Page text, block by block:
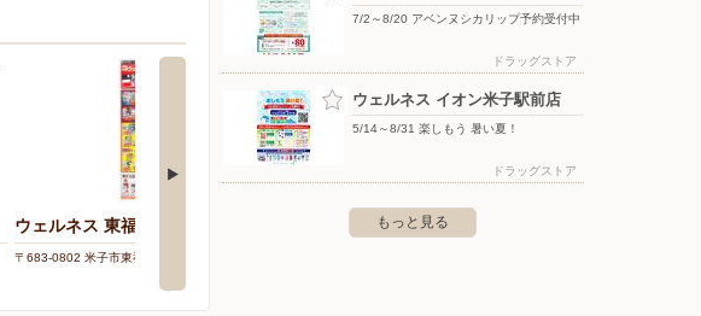
ウェルネス 東福原店
〒683-0802 米子市東福原1丁目6番16号
ウェルネス 米原6丁目店
7/2～8/20 アベンヌシカリップ予約受付中
ドラッグストア
ウェルネス イオン米子駅前店
5/14～8/31 楽しもう 暑い夏！
ドラッグストア
もっと見る